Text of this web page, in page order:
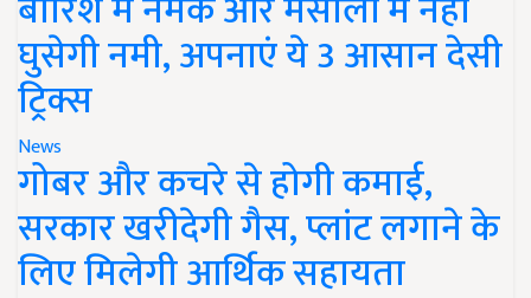
घुसेगी नमी, अपनाएं ये 3 आसान देसी
ट्रिक्स
News
गोबर और कचरे से होगी कमाई,
सरकार खरीदेगी गैस, प्लांट लगाने के
लिए मिलेगी आर्थिक सहायता